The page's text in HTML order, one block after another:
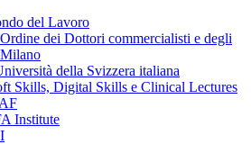
del Lavoro
dei Dottori commercialisti e degli
della Svizzera italiana
Skills, Digital Skills e Clinical Lectures
Institute